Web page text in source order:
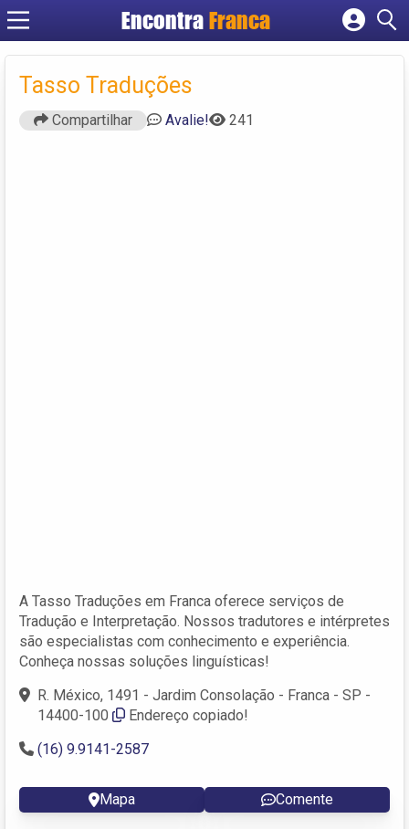
Encontra Franca
Cadastrar empresa
Criar conta
Tasso Traduções
Compartilhar Avalie! 241
A Tasso Traduções em Franca oferece serviços de
Tradução e Interpretação. Nossos tradutores e intérpretes
são especialistas com conhecimento e experiência.
Conheça nossas soluções linguísticas!
R. México, 1491 - Jardim Consolação - Franca - SP -
14400-100
Endereço copiado!
(16) 9.9141-2587
Mapa Comente